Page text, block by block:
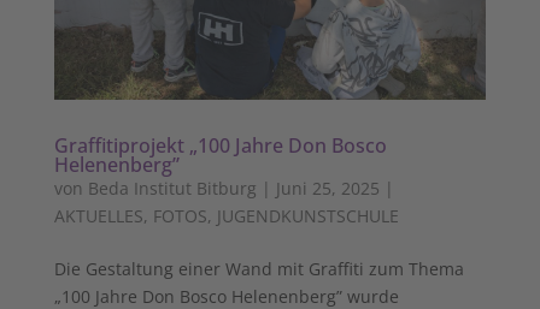
Graffitiprojekt „100 Jahre Don Bosco
Helenenberg”
von Beda Institut Bitburg | Juni 25, 2025 |
AKTUELLES, FOTOS, JUGENDKUNSTSCHULE
Die Gestaltung einer Wand mit Graffiti zum Thema
„100 Jahre Don Bosco Helenenberg” wurde